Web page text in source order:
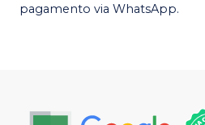
pagamento via WhatsApp.